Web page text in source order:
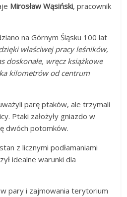
Mirosław Wąsiński, pracownik
na Górnym Śląsku 100 lat
właściwej pracy leśników,
doskonałe, wręcz książkowe
kilometrów od centrum
parę ptaków, ale trzymali
Ptaki założyły gniazdo w
dwóch potomków.
z licznymi podłamaniami
idealne warunki dla
pary i zajmowania terytorium